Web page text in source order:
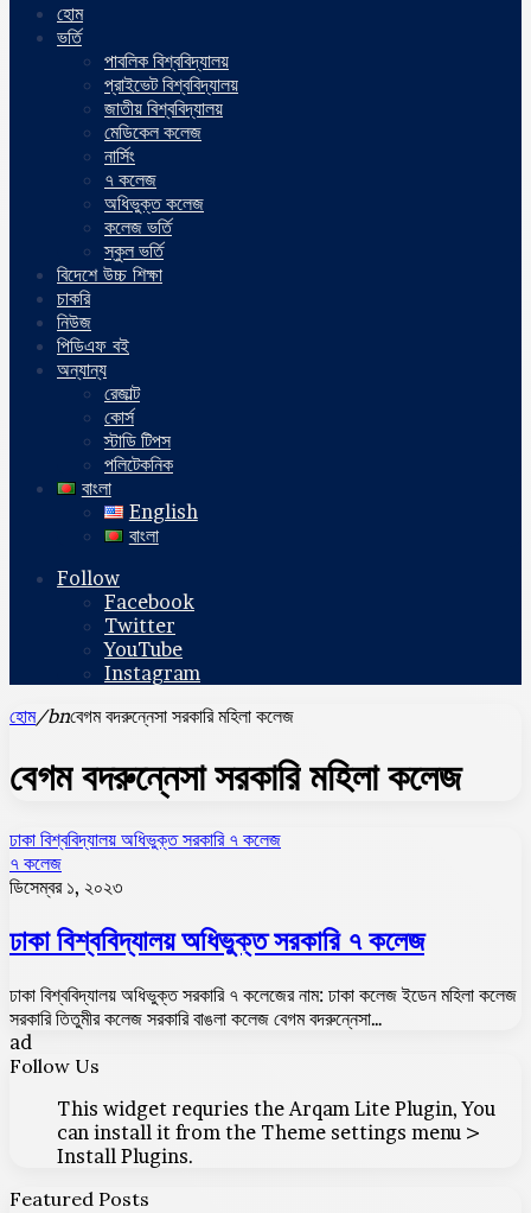
হোম
ভর্তি
পাবলিক বিশ্ববিদ্যালয়
প্রাইভেট বিশ্ববিদ্যালয়
জাতীয় বিশ্ববিদ্যালয়
মেডিকেল কলেজ
নার্সিং
৭ কলেজ
অধিভুক্ত কলেজ
কলেজ ভর্তি
স্কুল ভর্তি
বিদেশে উচ্চ শিক্ষা
চাকরি
নিউজ
পিডিএফ বই
অন্যান্য
রেজাল্ট
কোর্স
স্টাডি টিপস
পলিটেকনিক
বাংলা
English
বাংলা
Follow
Facebook
Twitter
YouTube
Instagram
হোম/bnবেগম বদরুন্নেসা সরকারি মহিলা কলেজ
বেগম বদরুন্নেসা সরকারি মহিলা কলেজ
ঢাকা বিশ্ববিদ্যালয় অধিভুক্ত সরকারি ৭ কলেজ
৭ কলেজ
ডিসেম্বর ১, ২০২৩
ঢাকা বিশ্ববিদ্যালয় অধিভুক্ত সরকারি ৭ কলেজ
ঢাকা বিশ্ববিদ্যালয় অধিভুক্ত সরকারি ৭ কলেজের নাম: ঢাকা কলেজ ইডেন মহিলা কলেজ
সরকারি তিতুমীর কলেজ সরকারি বাঙলা কলেজ বেগম বদরুন্নেসা…
ad
Follow Us
This widget requries the Arqam Lite Plugin, You
can install it from the Theme settings menu >
Install Plugins.
Featured Posts